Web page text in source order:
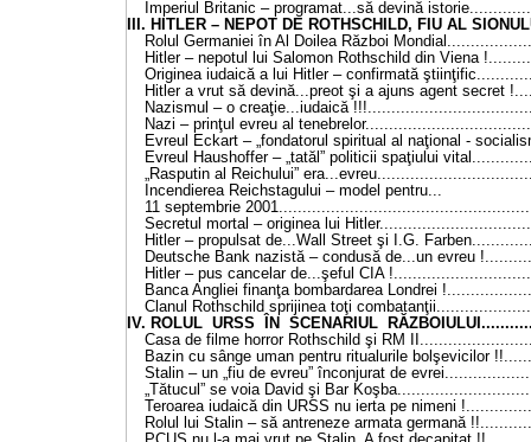
Imperiul Britanic – programat...să devină
III. HITLER – NEPOT DE ROTHSCHILD, FIU AL
Rolul Germaniei în Al Doilea Război
Hitler – nepotul lui Salomon Rothschild din Viena
Originea iudaică a lui Hitler – confirmată
Hitler a vrut să devină...preot şi a ajuns agent secret
Nazismul – o creaţie...iudaică
Nazi – prinţul evreu al
Evreul Eckart – „fondatorul spiritual al naţional -
Evreul Haushoffer – „tatăl” politicii spaţiului
„Rasputin al Reichului”
Incendierea Reichstagului – model pentru...
11 septembrie
Secretul mortal – originea lui
Hitler – propulsat de...Wall Street şi I.G.
Deutsche Bank nazistă – condusă de...un evreu
Hitler – pus cancelar de...şeful CIA
Banca Angliei finanţa bombardarea Londrei
Clanul Rothschild sprijinea toţi
IV. ROLUL URSS ÎN SCENARIUL
Casa de filme horror Rothschild şi RM
Bazin cu sânge uman pentru ritualurile bolşevicilor
Stalin – un „fiu de evreu” înconjurat de
„Tătucul” se voia David şi Bar
Teroarea iudaică din URSS nu ierta pe nimeni
Rolul lui Stalin – să antreneze armata germană